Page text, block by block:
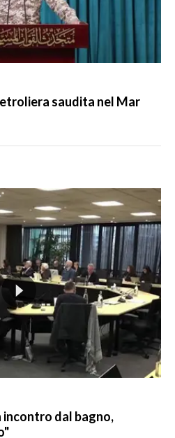
saudita nel Mar
incontro dal bagno,